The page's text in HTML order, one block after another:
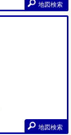
地図検索
地図検索